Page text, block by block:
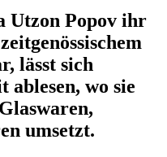
Utzon Popov ihr
lässt sich
wo sie
umsetzt.